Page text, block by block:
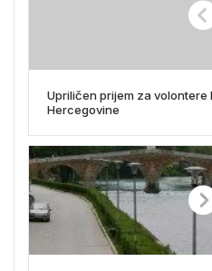
Upriličen prijem za
Hercegovine